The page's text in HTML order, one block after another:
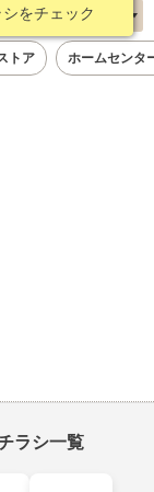
をチェック
新着順
トア ホームセンタ
ラシ一覧